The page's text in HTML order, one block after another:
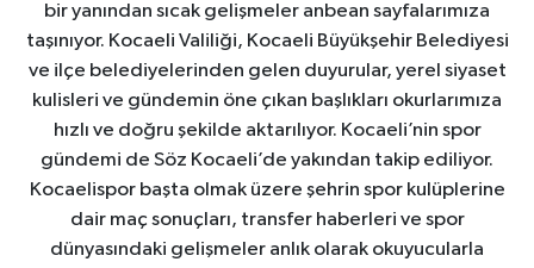
bir yanından sıcak gelişmeler anbean sayfalarımıza
taşınıyor. Kocaeli Valiliği, Kocaeli Büyükşehir Belediyesi
ve ilçe belediyelerinden gelen duyurular, yerel siyaset
kulisleri ve gündemin öne çıkan başlıkları okurlarımıza
hızlı ve doğru şekilde aktarılıyor. Kocaeli’nin spor
gündemi de Söz Kocaeli’de yakından takip ediliyor.
Kocaelispor başta olmak üzere şehrin spor kulüplerine
dair maç sonuçları, transfer haberleri ve spor
dünyasındaki gelişmeler anlık olarak okuyucularla